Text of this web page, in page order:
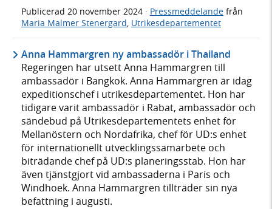
Publicerad 20 november 2024 · Pressmeddelande från
Maria Malmer Stenergard, Utrikesdepartementet
Anna Hammargren ny ambassadör i Thailand
Regeringen har utsett Anna Hammargren till
ambassadör i Bangkok. Anna Hammargren är idag
expeditionschef i utrikesdepartementet. Hon har
tidigare varit ambassadör i Rabat, ambassadör och
sändebud på Utrikesdepartementets enhet för
Mellanöstern och Nordafrika, chef för UD:s enhet
för internationellt utvecklingssamarbete och
biträdande chef på UD:s planeringsstab. Hon har
även tjänstgjort vid ambassaderna i Paris och
Windhoek. Anna Hammargren tillträder sin nya
befattning i augusti.